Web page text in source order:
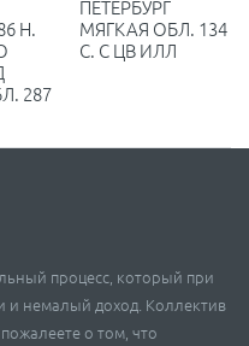
Н.
287
ПЕТЕРБУРГ
МЯГКАЯ ОБЛ. 134
С. С ЦВ ИЛЛ
процесс, который при
и немалый доход. Коллектив
о том, что